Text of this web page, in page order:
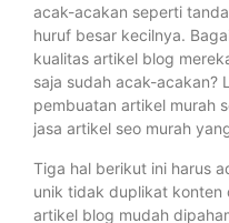
acak-acakan seperti
huruf besar kecilnya.
kualitas artikel blog
saja sudah acak-acakan?
pembuatan artikel murah
jasa artikel seo murah
Tiga hal berikut ini harus
unik tidak duplikat konten
artikel blog mudah